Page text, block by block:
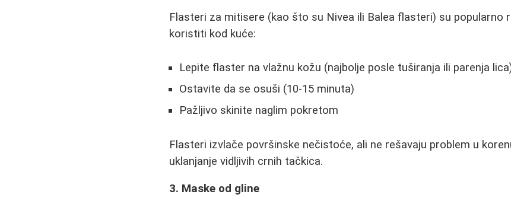
Flasteri za mitisere (kao što su Nivea ili Balea flasteri) su popularno
koristiti kod kuće:
Lepite flaster na vlažnu kožu (najbolje posle tuširanja ili parenja
Ostavite da se osuši (10-15 minuta)
Pažljivo skinite naglim pokretom
Flasteri izvlače površinske nečistoće, ali ne rešavaju problem u
uklanjanje vidljivih crnih tačkica.
3. Maske od gline